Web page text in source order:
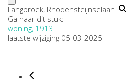
Langbroek, Rhodensteijnselaan
Ga naar dit stuk:
woning, 1913
laatste wijziging 05-03-2025